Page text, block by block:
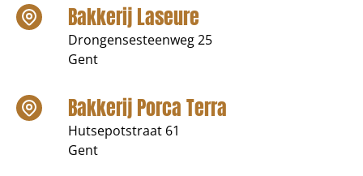
Bakkerij Laseure
Drongensesteenweg 25
Gent
Bakkerij Porca Terra
Hutsepotstraat 61
Gent